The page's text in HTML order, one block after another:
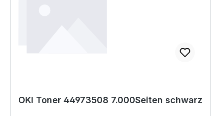
OKI Toner 44973508 7.000Seiten schwarz